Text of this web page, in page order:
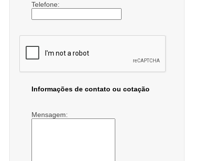
Telefone:
Informações de contato ou cotação
Mensagem: